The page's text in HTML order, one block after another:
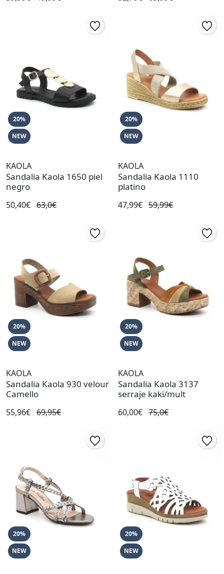
20%
NEW
KAOLA
Sandalia Kaola 1650 piel
negro
50,40€ 63,0€
20%
NEW
KAOLA
Sandalia Kaola 1110
platino
47,99€ 59,99€
20%
NEW
KAOLA
Sandalia Kaola 930 velour
Camello
55,96€ 69,95€
20%
NEW
KAOLA
Sandalia Kaola 3137
serraje kaki/mult
60,00€ 75,0€
20%
NEW
20%
NEW